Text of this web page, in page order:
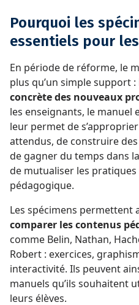
Pourquoi les
essentiels pour
En période de réforme, le
plus qu’un simple support
concrète des nouveaux
les enseignants, le manuel
leur permet de
attendus, de construire
de gagner du temps dans
de mutualiser les pratiques
pédagogique.
Les spécimens permettent
comparer les contenus
comme Belin, Nathan,
Robert : exercices,
interactivité. Ils peuvent
manuels qu’ils souhaitent
leurs élèves.